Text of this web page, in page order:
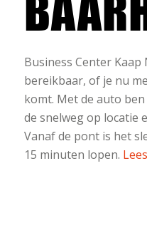
Business Center
bereikbaar, of je nu
komt. Met de auto
de snelweg op locatie
Vanaf de pont is het
15 minuten lopen.